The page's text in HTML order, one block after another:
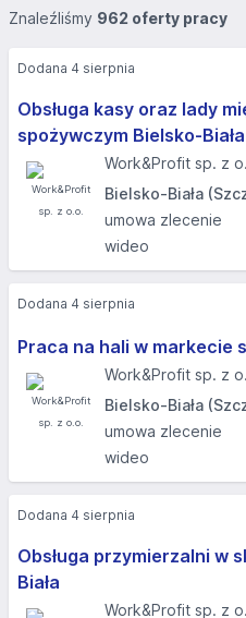
Znaleźliśmy 962 oferty pracy
Obsługa kasy oraz lady
spożywczym Bielsko-Biała
Work&Profit sp. z
Bielsko-Biała
umowa zlecenie
wideo
Dodana 4 sierpnia
Praca na hali w markecie
Work&Profit sp. z
Bielsko-Biała
umowa zlecenie
wideo
Dodana 4 sierpnia
Obsługa przymierzalni w
Biała
Work&Profit sp. z
Dodana 4 sierpnia